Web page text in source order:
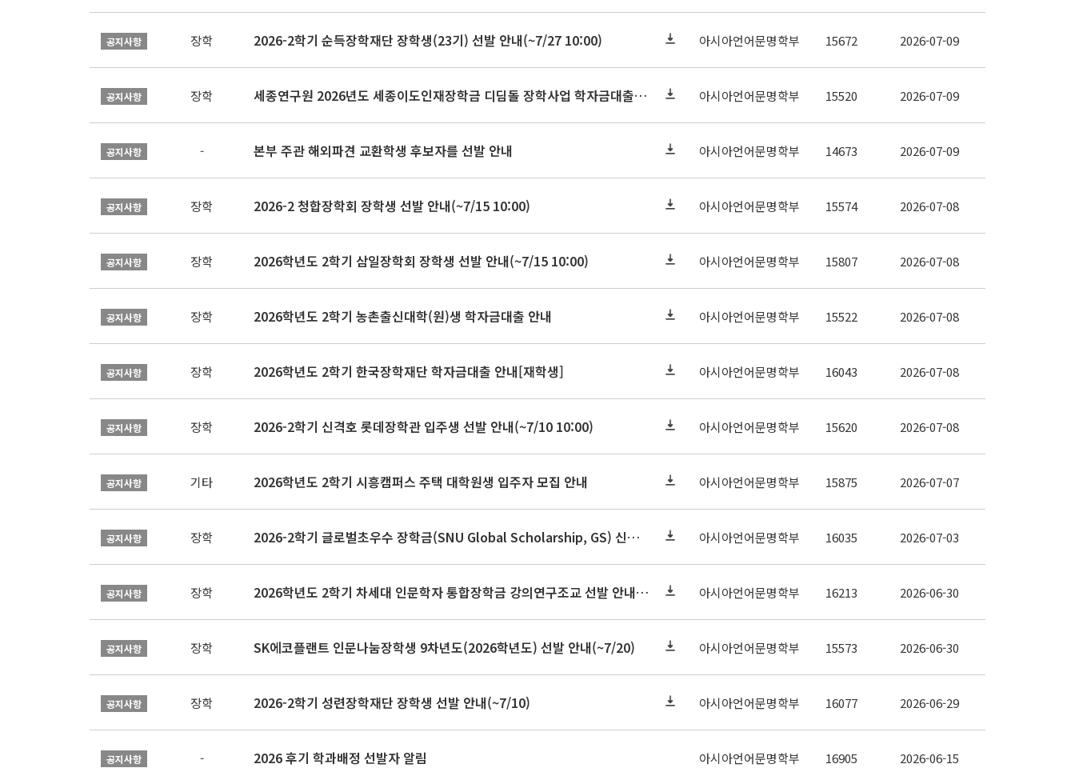
공지사항 장학 2026-2학기 순득장학재단 장학생(23기) 선발 안내(~7/27 10:00) 아시아언어문명학부 15672 2026-07-09
공지사항 장학 세종연구원 2026년도 세종이도인재장학금 디딤돌 장학사업 학자금대출 관련분야(원금상환, 이자지원) 신청 사업 안내 아시아언어문명학부 15520 2026-07-09
공지사항 - 본부 주관 해외파견 교환학생 후보자를 선발 안내 아시아언어문명학부 14673 2026-07-09
공지사항 장학 2026-2 청합장학회 장학생 선발 안내(~7/15 10:00) 아시아언어문명학부 15574 2026-07-08
공지사항 장학 2026학년도 2학기 삼일장학회 장학생 선발 안내(~7/15 10:00) 아시아언어문명학부 15807 2026-07-08
공지사항 장학 2026학년도 2학기 농촌출신대학(원)생 학자금대출 안내 아시아언어문명학부 15522 2026-07-08
공지사항 장학 2026학년도 2학기 한국장학재단 학자금대출 안내[재학생] 아시아언어문명학부 16043 2026-07-08
공지사항 장학 2026-2학기 신격호 롯데장학관 입주생 선발 안내(~7/10 10:00) 아시아언어문명학부 15620 2026-07-08
공지사항 기타 2026학년도 2학기 시흥캠퍼스 주택 대학원생 입주자 모집 안내 아시아언어문명학부 15875 2026-07-07
공지사항 장학 2026-2학기 글로벌초우수 장학금(SNU Global Scholarship, GS) 신청 안내(~7/12 23:00) 아시아언어문명학부 16035 2026-07-03
공지사항 장학 2026학년도 2학기 차세대 인문학자 통합장학금 강의연구조교 선발 안내(~7/8) 아시아언어문명학부 16213 2026-06-30
공지사항 장학 SK에코플랜트 인문나눔장학생 9차년도(2026학년도) 선발 안내(~7/20) 아시아언어문명학부 15573 2026-06-30
공지사항 장학 2026-2학기 성련장학재단 장학생 선발 안내(~7/10) 아시아언어문명학부 16077 2026-06-29
공지사항 - 2026 후기 학과배정 선발자 알림 아시아언어문명학부 16905 2026-06-15